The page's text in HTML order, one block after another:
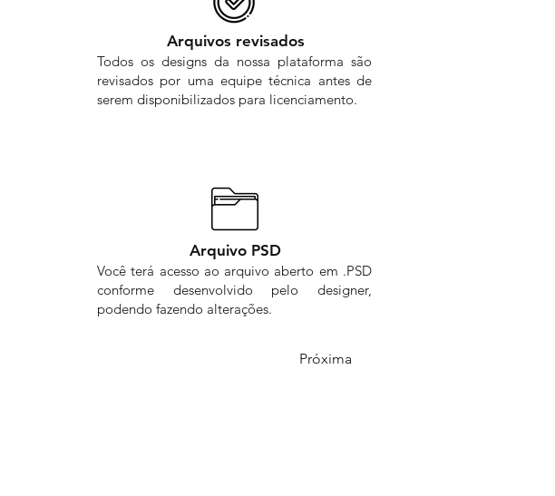
Arquivos revisados
Todos os designs da nossa plataforma são
revisados por uma equipe técnica antes de
serem disponibilizados para licenciamento.
Arquivo PSD
Você terá acesso ao arquivo aberto em .PSD
conforme desenvolvido pelo designer,
podendo fazendo alterações.
Próxima